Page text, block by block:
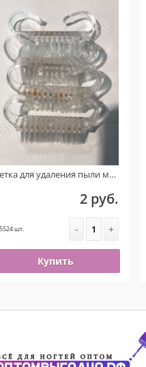
Щетка для удаления пыли маленькая (Прозрачная) УЦЕНКА!!! ( На пластике присутствует ржавчина )
2 руб.
шт.
Купить